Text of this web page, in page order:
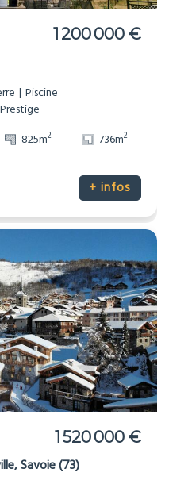
1 200 000 €
Piscine
Prestige
825m2 736m2
+ infos
1 520 000 €
Savoie (73)